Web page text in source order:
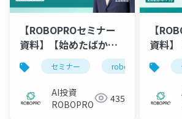
【ROBOPROセミナー
資料】【始めたばかり
の方向け】利用開始後
の不安解消
ROBOPROの基礎知識
と直近の実績振り返り
セミナー robopro
AI投資
ROBOPRO
435
【
資料
の方向
始め
たい